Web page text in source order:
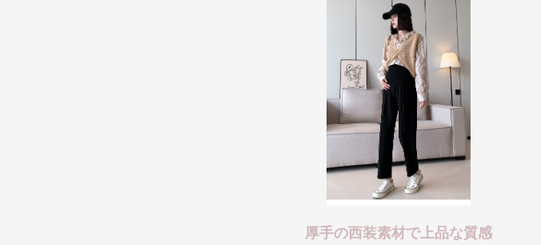
厚手の西装素材で上品な質感